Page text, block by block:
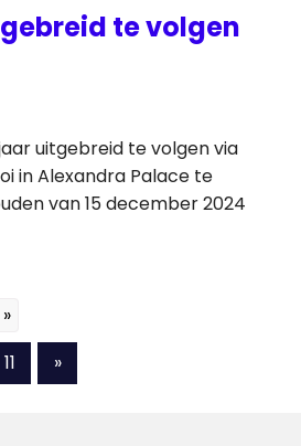
te volgen
uitgebreid te volgen via
in Alexandra Palace te
van 15 december 2024
»
11
Volgende
berichten
»